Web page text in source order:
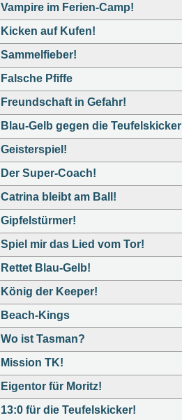
Vampire im Ferien-Camp!
Kicken auf Kufen!
Sammelfieber!
Falsche Pfiffe
Freundschaft in Gefahr!
Blau-Gelb gegen die Teufelskicker
Geisterspiel!
Der Super-Coach!
Catrina bleibt am Ball!
Gipfelstürmer!
Spiel mir das Lied vom Tor!
Rettet Blau-Gelb!
König der Keeper!
Beach-Kings
Wo ist Tasman?
Mission TK!
Eigentor für Moritz!
13:0 für die Teufelskicker!